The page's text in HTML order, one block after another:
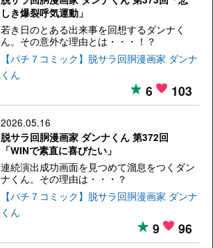
しき爆裂呼気運動」
若き日のとある出来事を回想するダンナく
ん。その意外な理由とは・・・！？
【パチ７コミック】脱サラ回胴漫画家 ダンナ
くん
6 103
2026.05.16
脱サラ回胴漫画家 ダンナくん 第372回
「WINで素直に喜びたい」
連続演出成功画面を見つめて溜息をつくダン
ナくん。その理由は・・・？
【パチ７コミック】脱サラ回胴漫画家 ダンナ
くん
9 96